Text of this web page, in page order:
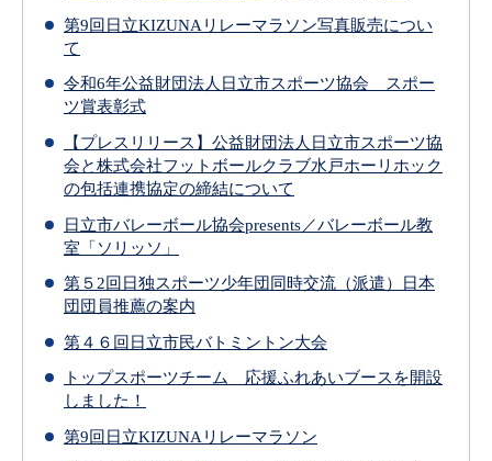
第9回日立KIZUNAリレーマラソン写真販売につい
て
令和6年公益財団法人日立市スポーツ協会 スポー
ツ賞表彰式
【プレスリリース】公益財団法人日立市スポーツ協
会と株式会社フットボールクラブ水戸ホーリホック
の包括連携協定の締結について
日立市バレーボール協会presents／バレーボール教
室「ソリッソ」
第５2回日独スポーツ少年団同時交流（派遣）日本
団団員推薦の案内
第４６回日立市民バトミントン大会
トップスポーツチーム 応援ふれあいブースを開設
しました！
第9回日立KIZUNAリレーマラソン